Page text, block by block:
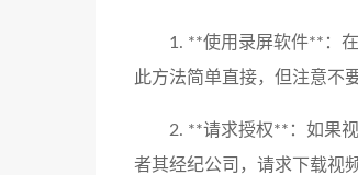
1. **使用录屏软件**：
此方法简单直接，但注意不
2. **请求授权**：如果
者其经纪公司，请求下载视